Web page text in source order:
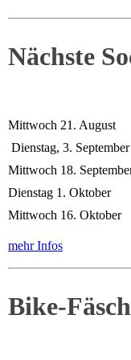
Nächste
Mittwoch 21. August
Dienstag, 3. September
Mittwoch 18.
Dienstag 1. Oktober
Mittwoch 16. Oktober
mehr Infos
Bike-